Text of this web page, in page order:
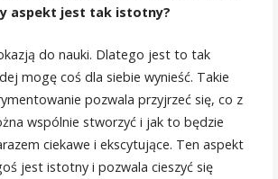
aspekt jest tak istotny?
do nauki. Dlatego jest to tak
mogę coś dla siebie wynieść. Takie
pozwala przyjrzeć się, co z
wspólnie stworzyć i jak to będzie
ciekawe i ekscytujące. Ten aspekt
jest istotny i pozwala cieszyć się